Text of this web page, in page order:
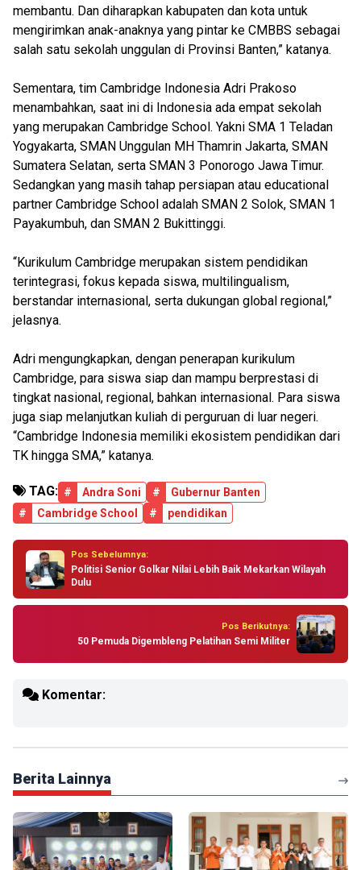
membantu. Dan diharapkan kabupaten dan kota untuk
mengirimkan anak-anaknya yang pintar ke CMBBS sebagai
salah satu sekolah unggulan di Provinsi Banten,” katanya.
Sementara, tim Cambridge Indonesia Adri Prakoso
menambahkan, saat ini di Indonesia ada empat sekolah
yang merupakan Cambridge School. Yakni SMA 1 Teladan
Yogyakarta, SMAN Unggulan MH Thamrin Jakarta, SMAN
Sumatera Selatan, serta SMAN 3 Ponorogo Jawa Timur.
Sedangkan yang masih tahap persiapan atau educational
partner Cambridge School adalah SMAN 2 Solok, SMAN 1
Payakumbuh, dan SMAN 2 Bukittinggi.
“Kurikulum Cambridge merupakan sistem pendidikan
terintegrasi, fokus kepada siswa, multilingualism,
berstandar internasional, serta dukungan global regional,”
jelasnya.
Adri mengungkapkan, dengan penerapan kurikulum
Cambridge, para siswa siap dan mampu berprestasi di
tingkat nasional, regional, bahkan internasional. Para siswa
juga siap melanjutkan kuliah di perguruan di luar negeri.
“Cambridge Indonesia memiliki ekosistem pendidikan dari
TK hingga SMA,” katanya.
TAG: # Andra Soni #
Gubernur Banten
#
Cambridge School # pendidikan
Pos Sebelumnya:
Politisi Senior Golkar Nilai Lebih Baik Mekarkan Wilayah
Dulu
Pos Berikutnya:
50 Pemuda Digembleng Pelatihan Semi Militer
Komentar:
Berita Lainnya